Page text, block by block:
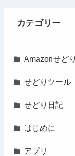
カテゴリー
Amazonせどり
せどりツール
せどり日記
はじめに
アプリ